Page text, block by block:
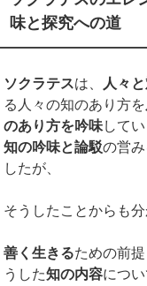
味と探究への道
ソクラテスは、 人々
る人々の知のあり方を
のあり方を吟味してい
知の吟味と論駁の営
したが、
そうしたことからも分
善く生きるための前
うした知の内容につ